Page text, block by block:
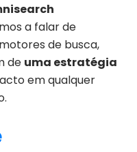
a falar de
de busca,
de uma estratégia
em qualquer